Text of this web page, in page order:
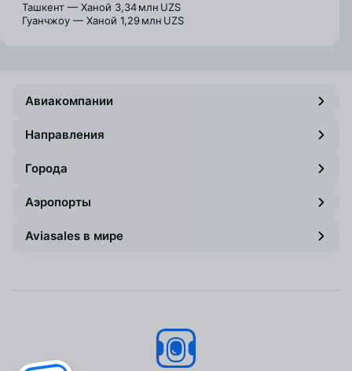
Ташкент — Ханой 3,34 млн UZS
Гуанчжоу — Ханой 1,29 млн UZS
Авиакомпании
Направления
Города
Аэропорты
Aviasales в мире